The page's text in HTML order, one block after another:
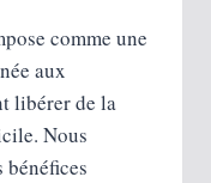
comme une
aux
libérer de la
Nous
bénéfices